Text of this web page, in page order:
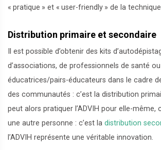
« pratique » et « user-friendly » de la
Distribution primaire et secondaire
Il est possible d’obtenir des kits
d’associations, de professionnels de santé
éducatrices/pairs-éducateurs dans le cadre
des communautés : c’est la distribution
peut alors pratiquer l’ADVIH pour elle-même,
une autre personne : c’est la distribution
l’ADVIH représente une véritable innovation.